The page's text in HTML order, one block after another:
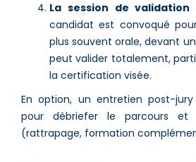
La session de
candidat est convoqué
plus souvent orale, devant
peut valider totalement,
la certification visée.
En option, un entretien post-
pour débriefer le parcours et
(rattrapage, formation